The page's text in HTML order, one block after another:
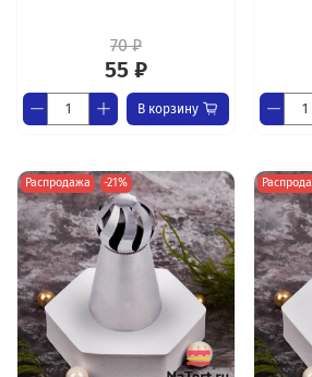
70 ₽
55 ₽
В корзину
Распродажа -21%